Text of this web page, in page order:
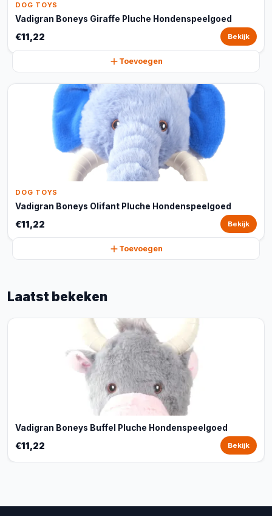
DOG TOYS
Vadigran Boneys Giraffe Pluche Hondenspeelgoed
€11,22 Bekijk
Toevoegen
DOG TOYS
Vadigran Boneys Olifant Pluche Hondenspeelgoed
€11,22 Bekijk
Toevoegen
Laatst bekeken
Vadigran Boneys Buffel Pluche Hondenspeelgoed
€11,22 Bekijk